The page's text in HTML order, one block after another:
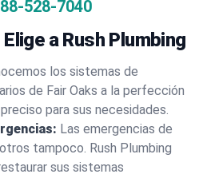
528-7040
a Rush Plumbing
los sistemas de
de Fair Oaks a la perfección
para sus necesidades.
Las emergencias de
tampoco. Rush Plumbing
sus sistemas